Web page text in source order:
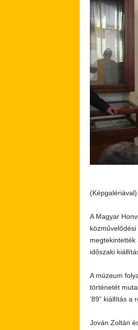
(Képgalériával)
A Magyar
megtekintették
időszaki
A múzeum
történetét
’89” kiállítás a
Jován Zoltán